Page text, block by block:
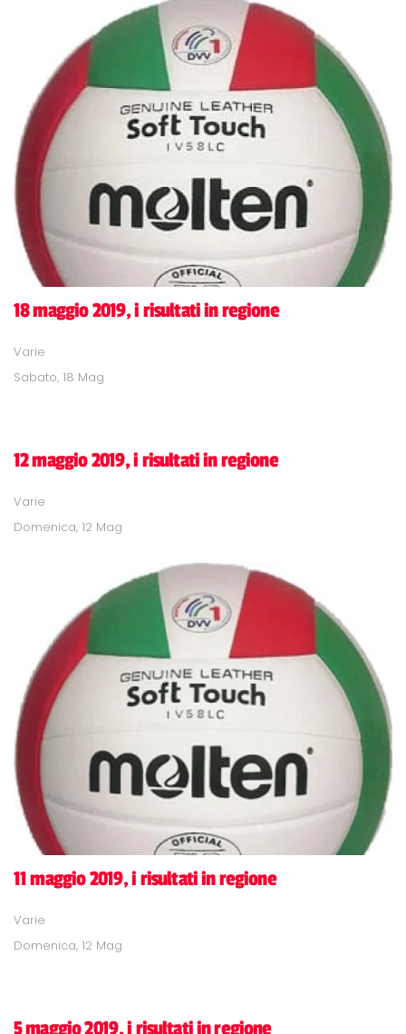
18 maggio 2019, i risultati in regione
Varie
Sabato, 18 Mag
12 maggio 2019, i risultati in regione
Varie
Domenica, 12 Mag
11 maggio 2019, i risultati in regione
Varie
Domenica, 12 Mag
5 maggio 2019, i risultati in regione